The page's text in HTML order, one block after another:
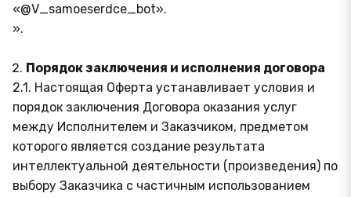
«@V_samoeserdce_bot».
».
Порядок заключения и исполнения договора
2.1. Настоящая Оферта устанавливает условия и
порядок заключения Договора оказания услуг
между Исполнителем и Заказчиком, предметом
которого является создание результата
интеллектуальной деятельности (произведения) по
выбору Заказчика с частичным использованием